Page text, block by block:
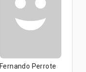
Fernando Perrote